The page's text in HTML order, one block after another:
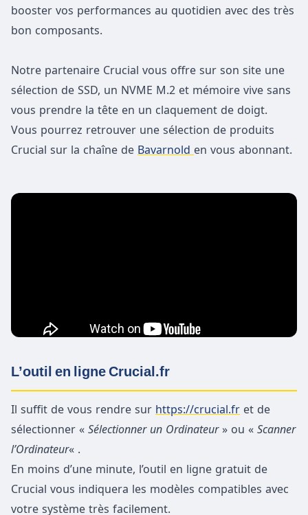
booster vos performances au quotidien avec des très
bon composants.
Notre partenaire Crucial vous offre sur son site une
sélection de SSD, un NVME M.2 et mémoire vive sans
vous prendre la tête en un claquement de doigt.
Vous pourrez retrouver une sélection de produits
Crucial sur la chaîne de Bavarnold en vous abonnant.
L’outil en ligne Crucial.fr
Il suffit de vous rendre sur https://crucial.fr et de
sélectionner « Sélectionner un Ordinateur» ou « Scanner
l’Ordinateur« .
En moins d’une minute, l’outil en ligne gratuit de
Crucial vous indiquera les modèles compatibles avec
votre système très facilement.